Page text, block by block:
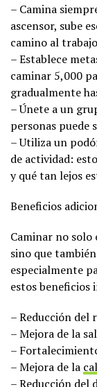
– Camina
ascensor, sube
camino al
– Establece
caminar 5,000
gradualmente
– Únete a un
personas puede
– Utiliza un
de actividad:
y qué tan lejos
Beneficios
Caminar no solo
sino que
especialmente
estos beneficios
– Reducción del
– Mejora de la
–
– Mejora de la
– Reducción del